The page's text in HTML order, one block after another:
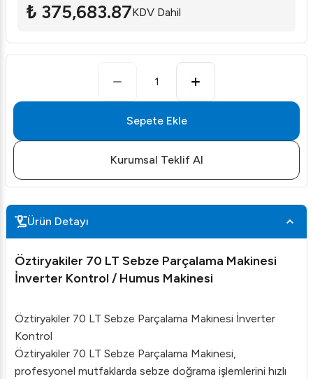
₺ 375,683.87KDV Dahil
1
Sepete Ekle
Kurumsal Teklif Al
Ürün Detayı
Öztiryakiler 70 LT Sebze Parçalama Makinesi
İnverter Kontrol / Humus Makinesi
Öztiryakiler 70 LT Sebze Parçalama Makinesi İnverter
Kontrol
Öztiryakiler 70 LT Sebze Parçalama Makinesi,
profesyonel mutfaklarda sebze doğrama işlemlerini hızlı